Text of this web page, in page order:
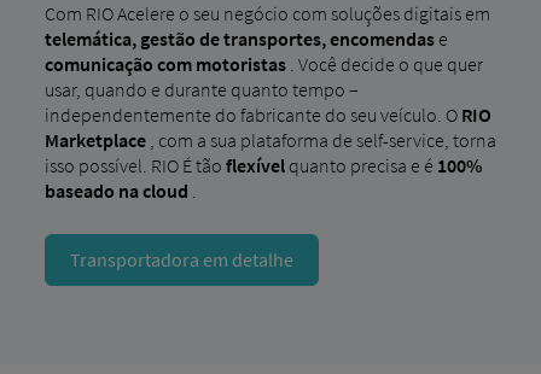
Com RIO Acelere o seu negócio com soluções digitais em
telemática, gestão de transportes, encomendase
comunicação com motoristas. Você decide o que quer
usar, quando e durante quanto tempo –
independentemente do fabricante do seu veículo. O RIO
Marketplace, com a sua plataforma de self-service, torna
isso possível. RIO É tão flexívelquanto precisa e é 100%
baseado na cloud .
Transportadora em detalhe